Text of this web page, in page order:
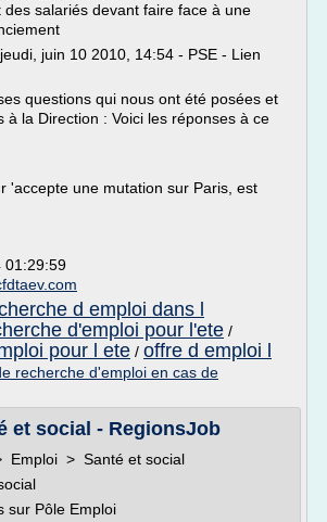
salariés devant faire face à une
juin 10 2010, 14:54 - PSE - Lien
questions qui nous ont été posées et
à la Direction : Voici les réponses à ce
'accepte une mutation sur Paris, est
01:29:59
d emploi dans l
d'emploi pour l'ete /
pour l ete / offre d emploi l
recherche d'emploi en cas de
et social - RegionsJob
Emploi > Santé et social
sur Pôle Emploi